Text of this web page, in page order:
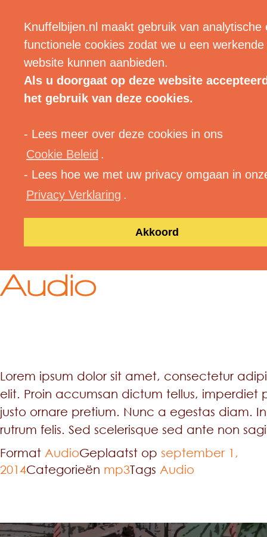
Knuffelbijen.nl maakt gebruik van analytische
functionele cookies zodat we u een werkende
website kunnen aanbieden.
Als u doorgaat op deze website
het gebruik van deze cookies.
- Lees meer over deze cookies in ons
Cookie Beleid .
- Lees hoe we met uw privacy omgaan in
Privacy Verklaring .
Akkoord
| MENU |
Tag:Audio
Audio
Lorem ipsum dolor sit amet, consectetur
elit. Proin accumsan dictum tellus, imperdiet
justo ornare pretium. Nunc a egestas diam.
rutrum felis. Sed scelerisque sed ante non
Format AudioGeplaatst op september 1,
2014Categorieën mp3Tags Audio